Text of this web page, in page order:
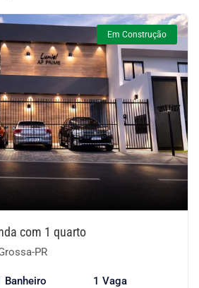
Em Construção
com 1 quarto
PR
Banheiro 1 Vaga